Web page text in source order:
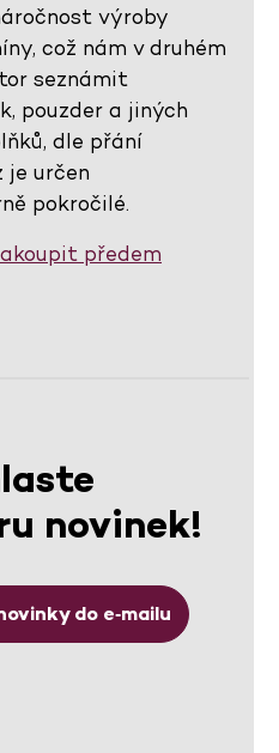
výroby
což nám v druhém
seznámit
pouzder a jiných
dle přání
je určen
pokročilé.
předem
novinek!
do e‑mailu